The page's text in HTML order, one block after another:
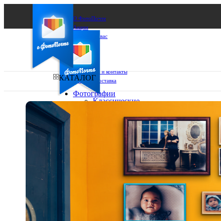
О ФотоПочте
Акции
Сделаем за вас
Бизнесу
FAQ
Франшиза
Поддержка и контакты
Оплата и доставка
Ваш город:
Выберите из списка:
КАТАЛОГ
Фотографии
Классические
10х10
10х15
13х18
15х15
15х20
20х20
20х30
30х30
30х40